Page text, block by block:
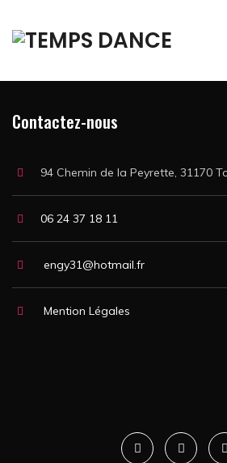
Contactez-nous
94 Chemin de la Peyrette, 31170
06 24 37 18 11
engy31@hotmail.fr
Mention Légales